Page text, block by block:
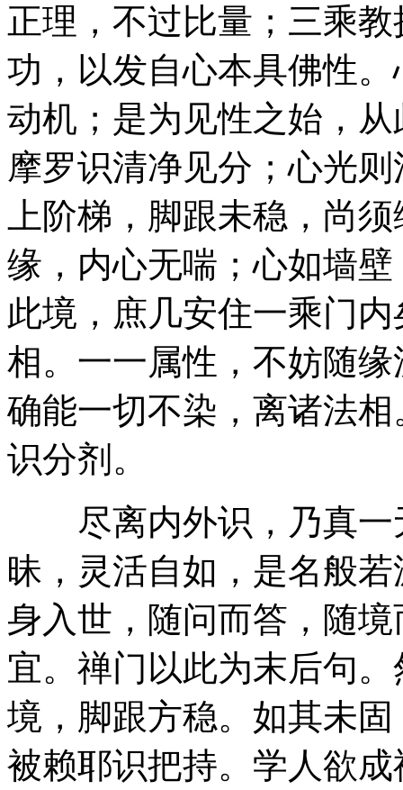
正理，不过比量；三乘
功，以发自心本具佛性
动机；是为见性之始，
摩罗识清净见分；心光
上阶梯，脚跟未稳，尚
缘，内心无喘；心如墙
此境，庶几安住一乘门
相。一一属性，不妨随
确能一切不染，离诸法
识分剂。
尽离内外识，乃真一
昧，灵活自如，是名般
身入世，随问而答，随
宜。禅门以此为末后句
境，脚跟方稳。如其未
被赖耶识把持。学人欲